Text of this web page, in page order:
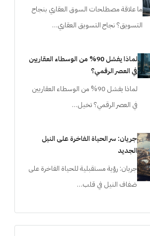
ما علاقة مصطلحات السوق العقاري بنجاح
التسويق؟ نجاح التسويق العقاري…
لماذا يفشل 90% من الوسطاء العقاريين
في العصر الرقمي؟
لماذا يفشل 90% من الوسطاء العقاريين
في العصر الرقمي؟ تخيل…
جريان: سر الحياة الفاخرة على النيل
الجديد
جريان: رؤية مستقبلية للحياة الفاخرة على
ضفاف النيل في قلب…